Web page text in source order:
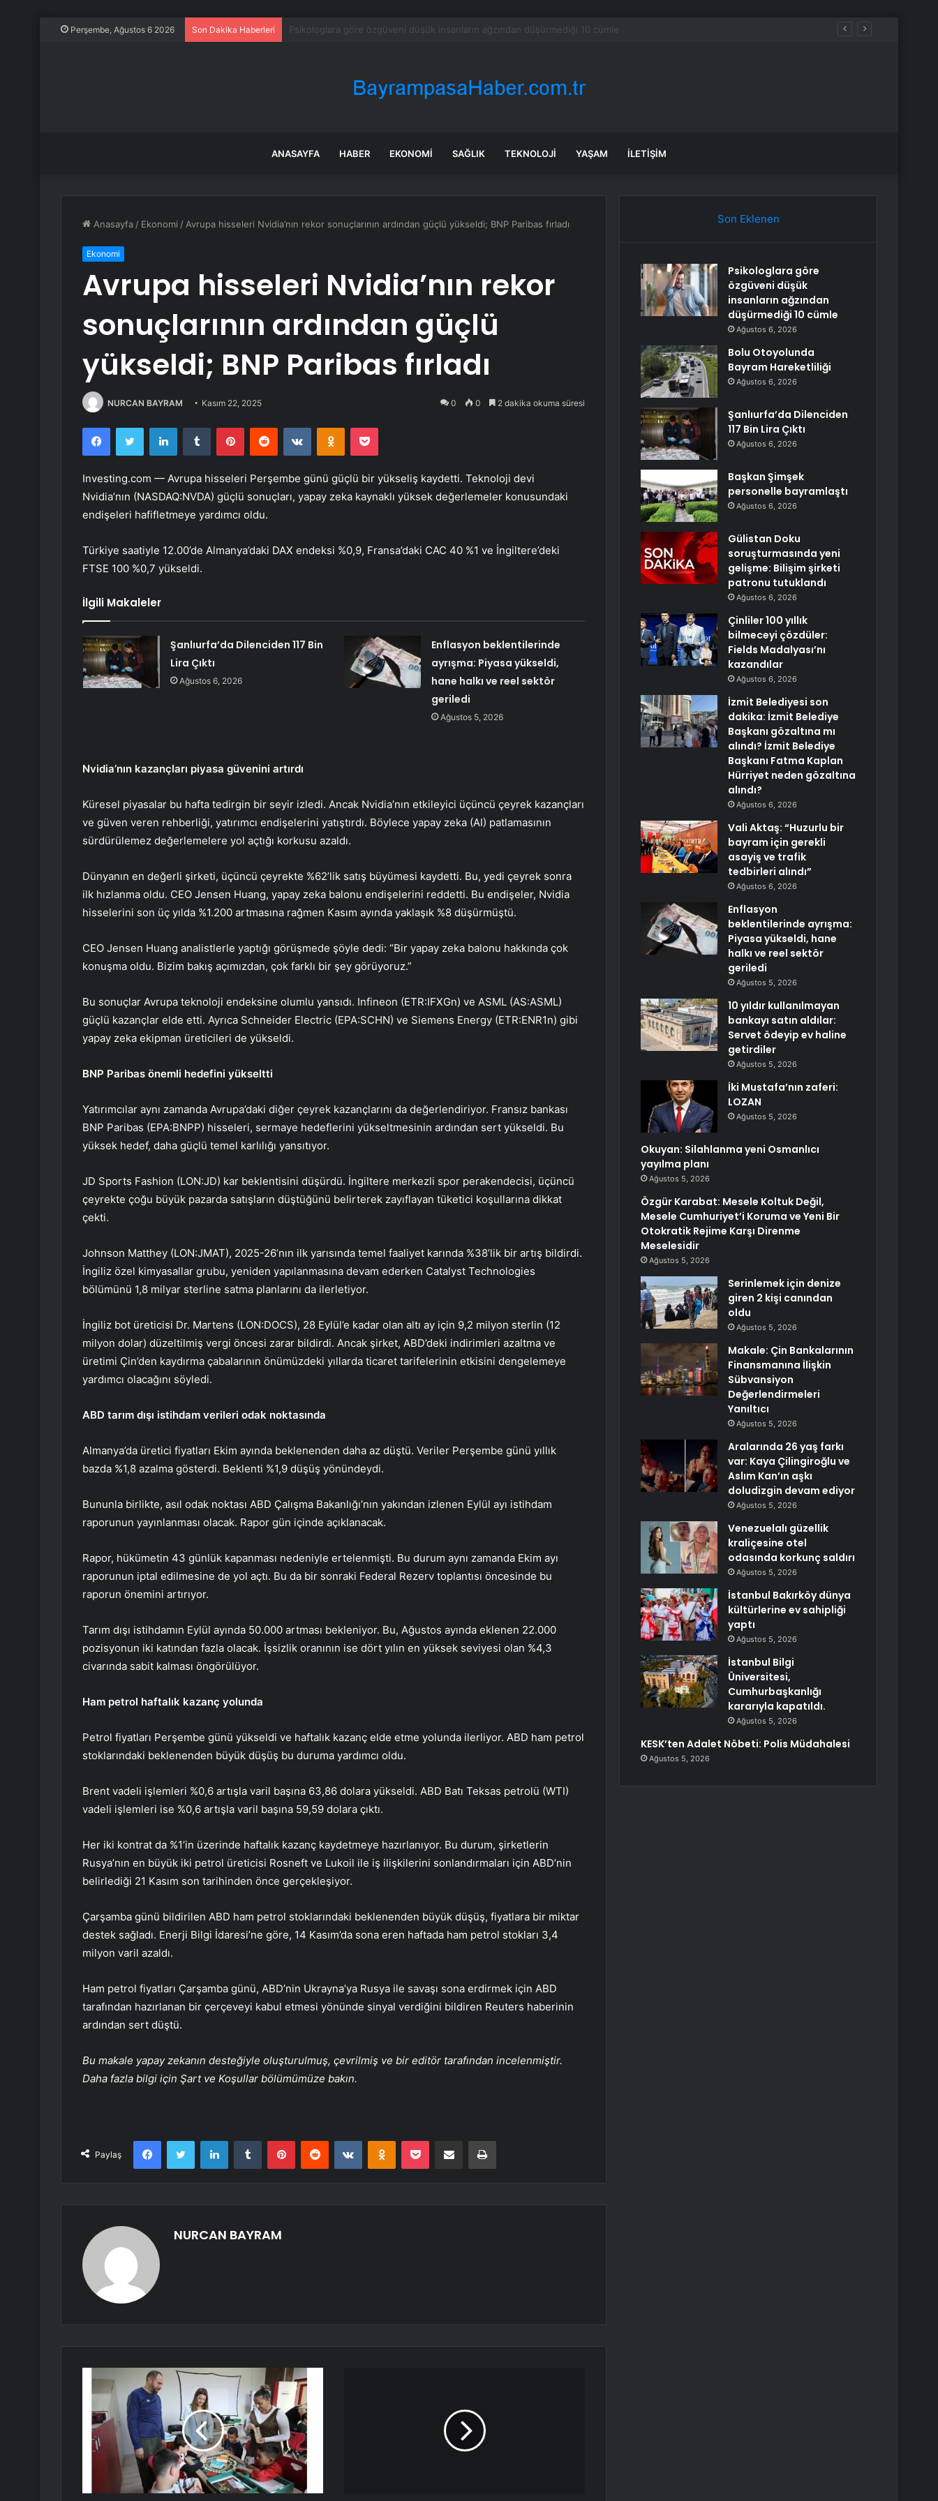
Perşembe, Ağustos 6 2026 Son Dakika Haberleri Bolu Otoyolunda Bayram Hareketliliği
ANASAYFA HABER EKONOMI SAĞLIK TEKNOLOJI YAŞAM İLETIŞIM
Anasayfa / Ekonomi / Avrupa hisseleri Nvidia’nın rekor sonuçlarının ardından güçlü yükseldi; BNP Paribas fırladı
Ekonomi
Avrupa hisseleri Nvidia’nın rekor
sonuçlarının ardından güçlü
yükseldi; BNP Paribas fırladı
NURCAN BAYRAM Kasım 22, 2025 0 0 2 dakika okuma süresi
FacebookTwitter LinkedInTumblr PinterestReddit VKontakteOdnoklassniki
Pocket
Investing.com — Avrupa hisseleri Perşembe günü güçlü bir yükseliş kaydetti. Teknoloji devi
Nvidia’nın (NASDAQ:NVDA) güçlü sonuçları, yapay zeka kaynaklı yüksek değerlemeler konusundaki
endişeleri hafifletmeye yardımcı oldu.
Türkiye saatiyle 12.00’de Almanya’daki DAX endeksi %0,9, Fransa’daki CAC 40 %1 ve İngiltere’deki
FTSE 100 %0,7 yükseldi.
İlgili Makaleler
Şanlıurfa’da Dilenciden 117 Bin
Lira Çıktı
Ağustos 6, 2026
Enflasyon beklentilerinde
ayrışma: Piyasa yükseldi,
hane halkı ve reel sektör
geriledi
Ağustos 5, 2026
Nvidia’nın kazançları piyasa güvenini artırdı
Küresel piyasalar bu hafta tedirgin bir seyir izledi. Ancak Nvidia’nın etkileyici üçüncü çeyrek kazançları
ve güven veren rehberliği, yatırımcı endişelerini yatıştırdı. Böylece yapay zeka (AI) patlamasının
sürdürülemez değerlemelere yol açtığı korkusu azaldı.
Dünyanın en değerli şirketi, üçüncü çeyrekte %62’lik satış büyümesi kaydetti. Bu, yedi çeyrek sonra
ilk hızlanma oldu. CEO Jensen Huang, yapay zeka balonu endişelerini reddetti. Bu endişeler, Nvidia
hisselerini son üç yılda %1.200 artmasına rağmen Kasım ayında yaklaşık %8 düşürmüştü.
CEO Jensen Huang analistlerle yaptığı görüşmede şöyle dedi: “Bir yapay zeka balonu hakkında çok
konuşma oldu. Bizim bakış açımızdan, çok farklı bir şey görüyoruz.”
Bu sonuçlar Avrupa teknoloji endeksine olumlu yansıdı. Infineon (ETR:IFXGn) ve ASML (AS:ASML)
güçlü kazançlar elde etti. Ayrıca Schneider Electric (EPA:SCHN) ve Siemens Energy (ETR:ENR1n) gibi
yapay zeka ekipman üreticileri de yükseldi.
BNP Paribas önemli hedefini yükseltti
Yatırımcılar aynı zamanda Avrupa’daki diğer çeyrek kazançlarını da değerlendiriyor. Fransız bankası
BNP Paribas (EPA:BNPP) hisseleri, sermaye hedeflerini yükseltmesinin ardından sert yükseldi. Bu
yüksek hedef, daha güçlü temel karlılığı yansıtıyor.
JD Sports Fashion (LON:JD) kar beklentisini düşürdü. İngiltere merkezli spor perakendecisi, üçüncü
çeyrekte çoğu büyük pazarda satışların düştüğünü belirterek zayıflayan tüketici koşullarına dikkat
çekti.
Johnson Matthey (LON:JMAT), 2025-26’nın ilk yarısında temel faaliyet karında %38’lik bir artış bildirdi.
İngiliz özel kimyasallar grubu, yeniden yapılanmasına devam ederken Catalyst Technologies
bölümünü 1,8 milyar sterline satma planlarını da ilerletiyor.
İngiliz bot üreticisi Dr. Martens (LON:DOCS), 28 Eylül’e kadar olan altı ay için 9,2 milyon sterlin (12
milyon dolar) düzeltilmiş vergi öncesi zarar bildirdi. Ancak şirket, ABD’deki indirimleri azaltma ve
üretimi Çin’den kaydırma çabalarının önümüzdeki yıllarda ticaret tarifelerinin etkisini dengelemeye
yardımcı olacağını söyledi.
ABD tarım dışı istihdam verileri odak noktasında
Almanya’da üretici fiyatları Ekim ayında beklenenden daha az düştü. Veriler Perşembe günü yıllık
bazda %1,8 azalma gösterdi. Beklenti %1,9 düşüş yönündeydi.
Bununla birlikte, asıl odak noktası ABD Çalışma Bakanlığı’nın yakından izlenen Eylül ayı istihdam
raporunun yayınlanması olacak. Rapor gün içinde açıklanacak.
Rapor, hükümetin 43 günlük kapanması nedeniyle ertelenmişti. Bu durum aynı zamanda Ekim ayı
raporunun iptal edilmesine de yol açtı. Bu da bir sonraki Federal Rezerv toplantısı öncesinde bu
raporun önemini artırıyor.
Tarım dışı istihdamın Eylül ayında 50.000 artması bekleniyor. Bu, Ağustos ayında eklenen 22.000
pozisyonun iki katından fazla olacak. İşsizlik oranının ise dört yılın en yüksek seviyesi olan %4,3
civarında sabit kalması öngörülüyor.
Ham petrol haftalık kazanç yolunda
Petrol fiyatları Perşembe günü yükseldi ve haftalık kazanç elde etme yolunda ilerliyor. ABD ham petrol
stoklarındaki beklenenden büyük düşüş bu duruma yardımcı oldu.
Brent vadeli işlemleri %0,6 artışla varil başına 63,86 dolara yükseldi. ABD Batı Teksas petrolü (WTI)
vadeli işlemleri ise %0,6 artışla varil başına 59,59 dolara çıktı.
Her iki kontrat da %1’in üzerinde haftalık kazanç kaydetmeye hazırlanıyor. Bu durum, şirketlerin
Rusya’nın en büyük iki petrol üreticisi Rosneft ve Lukoil ile iş ilişkilerini sonlandırmaları için ABD’nin
belirlediği 21 Kasım son tarihinden önce gerçekleşiyor.
Çarşamba günü bildirilen ABD ham petrol stoklarındaki beklenenden büyük düşüş, fiyatlara bir miktar
destek sağladı. Enerji Bilgi İdaresi’ne göre, 14 Kasım’da sona eren haftada ham petrol stokları 3,4
milyon varil azaldı.
Ham petrol fiyatları Çarşamba günü, ABD’nin Ukrayna’ya Rusya ile savaşı sona erdirmek için ABD
tarafından hazırlanan bir çerçeveyi kabul etmesi yönünde sinyal verdiğini bildiren Reuters haberinin
ardından sert düştü.
Bu makale yapay zekanın desteğiyle oluşturulmuş, çevrilmiş ve bir editör tarafından incelenmiştir.
Daha fazla bilgi için Şart ve Koşullar bölümümüze bakın.
Paylaş
FacebookTwitter LinkedInTumblr PinterestReddit VKontakteOdnoklassniki
Pocket E-Posta ile paylaş Yazdır
NURCAN BAYRAM
Son Eklenen
Psikologlara göre
özgüveni düşük
insanların ağzından
düşürmediği 10 cümle
Ağustos 6, 2026
Bolu Otoyolunda
Bayram Hareketliliği
Ağustos 6, 2026
Şanlıurfa’da Dilenciden
117 Bin Lira Çıktı
Ağustos 6, 2026
Başkan Şimşek
personelle bayramlaştı
Ağustos 6, 2026
Gülistan Doku
soruşturmasında yeni
gelişme: Bilişim şirketi
patronu tutuklandı
Ağustos 6, 2026
Çinliler 100 yıllık
bilmeceyi çözdüler:
Fields Madalyası’nı
kazandılar
Ağustos 6, 2026
İzmit Belediyesi son
dakika: İzmit Belediye
Başkanı gözaltına mı
alındı? İzmit Belediye
Başkanı Fatma Kaplan
Hürriyet neden gözaltına
alındı?
Ağustos 6, 2026
Vali Aktaş: “Huzurlu bir
bayram için gerekli
asayiş ve trafik
tedbirleri alındı”
Ağustos 6, 2026
Enflasyon
beklentilerinde ayrışma:
Piyasa yükseldi, hane
halkı ve reel sektör
geriledi
Ağustos 5, 2026
10 yıldır kullanılmayan
bankayı satın aldılar:
Servet ödeyip ev haline
getirdiler
Ağustos 5, 2026
İki Mustafa’nın zaferi:
LOZAN
Ağustos 5, 2026
Okuyan: Silahlanma yeni Osmanlıcı
yayılma planı
Ağustos 5, 2026
Özgür Karabat: Mesele Koltuk Değil,
Mesele Cumhuriyet’i Koruma ve Yeni Bir
Otokratik Rejime Karşı Direnme
Meselesidir
Ağustos 5, 2026
Serinlemek için denize
giren 2 kişi canından
oldu
Ağustos 5, 2026
Makale: Çin Bankalarının
Finansmanına İlişkin
Sübvansiyon
Değerlendirmeleri
Yanıltıcı
Ağustos 5, 2026
Aralarında 26 yaş farkı
var: Kaya Çilingiroğlu ve
Aslım Kan’ın aşkı
doludizgin devam ediyor
Ağustos 5, 2026
Venezuelalı güzellik
kraliçesine otel
odasında korkunç saldırı
Ağustos 5, 2026
İstanbul Bakırköy dünya
kültürlerine ev sahipliği
yaptı
Ağustos 5, 2026
İstanbul Bilgi
Üniversitesi,
Cumhurbaşkanlığı
kararıyla kapatıldı.
Ağustos 5, 2026
KESK’ten Adalet Nöbeti: Polis Müdahalesi
Ağustos 5, 2026